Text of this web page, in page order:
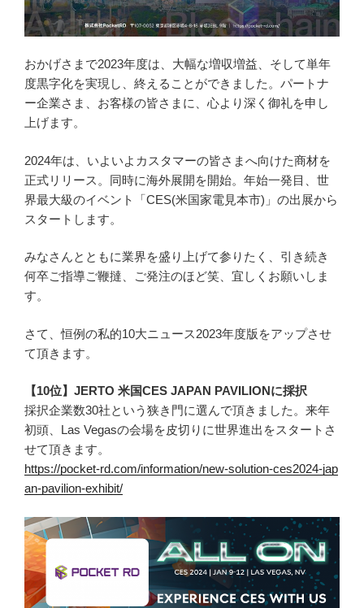
おかげさまで2023年度は、大幅な増収増益、そして単年
度黒字化を実現し、終えることができました。パートナ
ー企業さま、お客様の皆さまに、心より深く御礼を申し
上げます。
2024年は、いよいよカスタマーの皆さまへ向けた商材を
正式リリース。同時に海外展開を開始。年始一発目、世
界最大級のイベント「CES(米国家電見本市)」の出展から
スタートします。
みなさんとともに業界を盛り上げて参りたく、引き続き
何卒ご指導ご鞭撻、ご発注のほど笑、宜しくお願いしま
す。
さて、恒例の私的10大ニュース2023年度版をアップさせ
て頂きます。
【10位】JERTO 米国CES JAPAN PAVILIONに採択
採択企業数30社という狭き門に選んで頂きました。来年
初頭、Las Vegasの会場を皮切りに世界進出をスタートさ
せて頂きます。
https://pocket-rd.com/information/new-solution-ces2024-jap
an-pavilion-exhibit/